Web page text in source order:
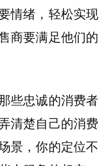
情绪，轻松实现
商要满足他们的
些忠诚的消费者
清楚自己的消费
景，你的定位不